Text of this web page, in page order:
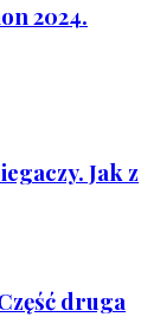
2024.
Jak z
druga